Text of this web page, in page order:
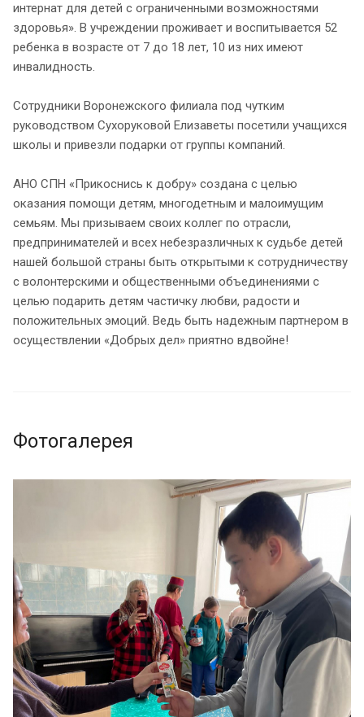
интернат для детей с ограниченными возможностями
здоровья». В учреждении проживает и воспитывается 52
ребенка в возрасте от 7 до 18 лет, 10 из них имеют
инвалидность.
Сотрудники Воронежского филиала под чутким
руководством Сухоруковой Елизаветы посетили учащихся
школы и привезли подарки от группы компаний.
АНО СПН «Прикоснись к добру» создана с целью
оказания помощи детям, многодетным и малоимущим
семьям. Мы призываем своих коллег по отрасли,
предпринимателей и всех небезразличных к судьбе детей
нашей большой страны быть открытыми к сотрудничеству
с волонтерскими и общественными объединениями с
целью подарить детям частичку любви, радости и
положительных эмоций. Ведь быть надежным партнером в
осуществлении «Добрых дел» приятно вдвойне!
Фотогалерея